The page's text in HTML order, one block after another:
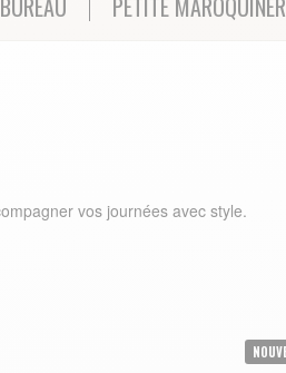
PETITE
vos journées avec style.